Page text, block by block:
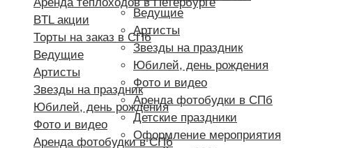
Ведущие
Артисты
Звезды на праздник
Юбилей, день рождения
Фото и видео
Аренда фотобудки в СПб
Детские праздники
Оформление мероприятия
BTL акции
Торты на заказ в СПб
Ведущие
Артисты
Звезды на праздник
Юбилей, день рождения
Фото и видео
Аренда фотобудки в СПб